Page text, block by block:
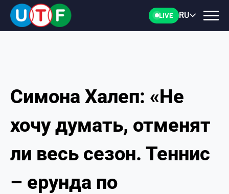
LIVE RU
ГЛАВНАЯ
ФТУ
НОВОСТИ
ДОКУМЕНТЫ
Симона Халеп: «Не
хочу думать, отменят
ли весь сезон. Теннис
– ерунда по